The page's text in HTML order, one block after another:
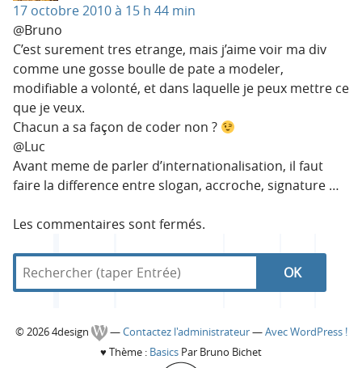
17 octobre 2010 à 15 h 44 min
@Bruno
C’est surement tres etrange, mais j’aime voir ma div
comme une gosse boulle de pate a modeler,
modifiable a volonté, et dans laquelle je peux mettre ce
que je veux.
Chacun a sa façon de coder non ?
@Luc
Avant meme de parler d’internationalisation, il faut
faire la difference entre slogan, accroche, signature …
Les commentaires sont fermés.
R
R
e
d
4
C
© 2026 4design —Contactez l'administrateur—Avec WordPress !
♥ Thème : Basics Par Bruno Bichet